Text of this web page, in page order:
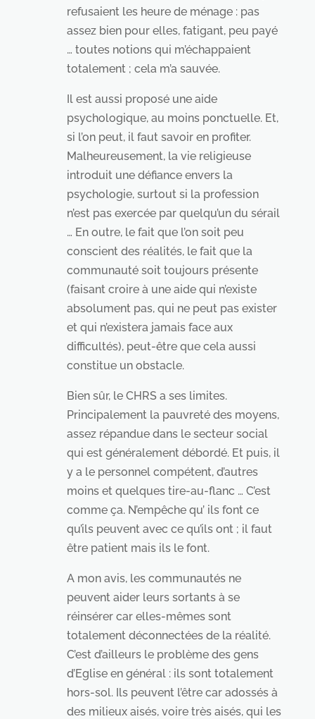
refusaient les heure de ménage : pas
assez bien pour elles, fatigant, peu payé
… toutes notions qui m’échappaient
totalement ; cela m’a sauvée.
Il est aussi proposé une aide
psychologique, au moins ponctuelle. Et,
si l’on peut, il faut savoir en profiter.
Malheureusement, la vie religieuse
introduit une défiance envers la
psychologie, surtout si la profession
n’est pas exercée par quelqu’un du sérail
… En outre, le fait que l’on soit peu
conscient des réalités, le fait que la
communauté soit toujours présente
(faisant croire à une aide qui n’existe
absolument pas, qui ne peut pas exister
et qui n’existera jamais face aux
difficultés), peut-être que cela aussi
constitue un obstacle.
Bien sûr, le CHRS a ses limites.
Principalement la pauvreté des moyens,
assez répandue dans le secteur social
qui est généralement débordé. Et puis, il
y a le personnel compétent, d’autres
moins et quelques tire-au-flanc … C’est
comme ça. N’empêche qu’ ils font ce
qu’ils peuvent avec ce qu’ils ont ; il faut
être patient mais ils le font.
A mon avis, les communautés ne
peuvent aider leurs sortants à se
réinsérer car elles-mêmes sont
totalement déconnectées de la réalité.
C’est d’ailleurs le problème des gens
d’Eglise en général : ils sont totalement
hors-sol. Ils peuvent l’être car adossés à
des milieux aisés, voire très aisés, qui les